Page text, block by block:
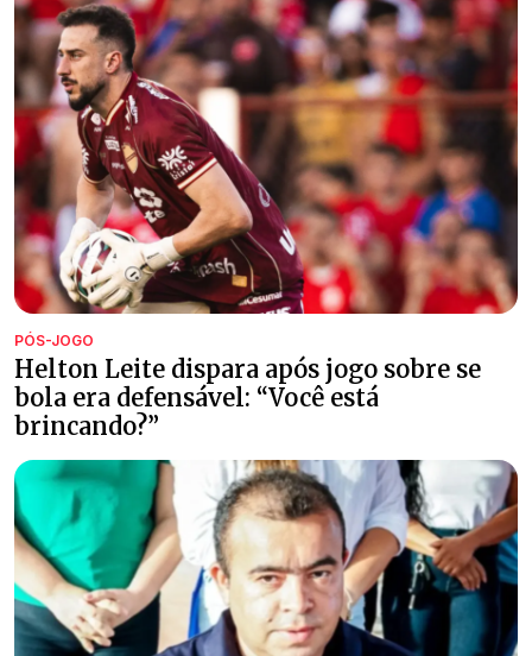
PÓS-JOGO
Helton Leite dispara após jogo sobre se
bola era defensável: “Você está
brincando?”